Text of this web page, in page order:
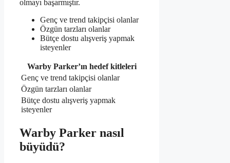
olmayı başarmıştır.
Genç ve trend takipçisi olanlar
Özgün tarzları olanlar
Bütçe dostu alışveriş yapmak
isteyenler
Warby Parker’ın hedef kitleleri
Genç ve trend takipçisi olanlar
Özgün tarzları olanlar
Bütçe dostu alışveriş yapmak
isteyenler
Warby Parker nasıl
büyüdü?